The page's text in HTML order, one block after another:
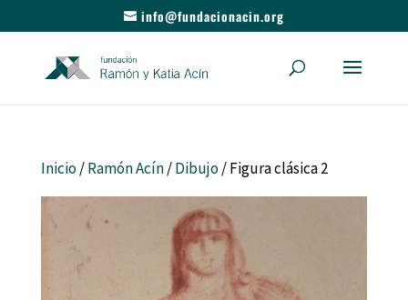
info@fundacionacin.org
Inicio/Ramón Acín/Dibujo/ Figura clásica 2